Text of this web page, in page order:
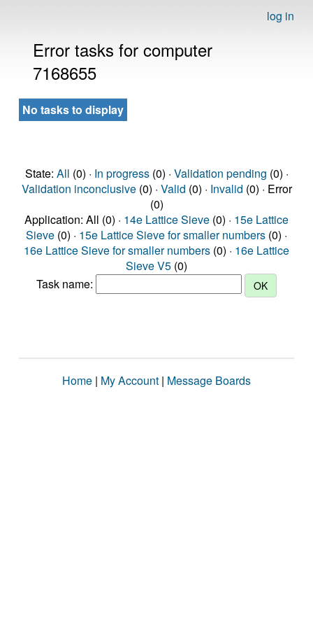
log in
Error tasks for computer
7168655
No tasks to display
State: All (0) · In progress(0) · Validation pending (0) ·
Validation inconclusive(0) · Valid (0) · Invalid (0) · Error
(0)
Application: All (0) · 14e Lattice Sieve (0) · 15e Lattice
Sieve (0) · 15e Lattice Sieve for smaller numbers (0) ·
16e Lattice Sieve for smaller numbers (0) · 16e Lattice
Sieve V5 (0)
Task name:
Home | My Account | Message Boards